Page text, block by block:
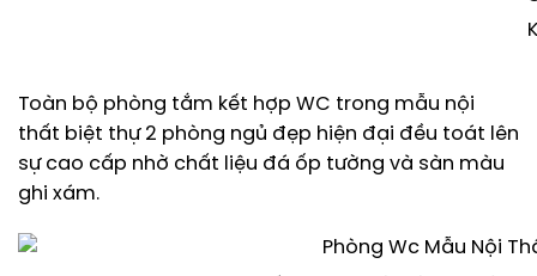
Toàn bộ phòng tắm kết hợp WC trong mẫu nội
thất biệt thự 2 phòng ngủ đẹp hiện đại đều toát lên
sự cao cấp nhờ chất liệu đá ốp tường và sàn màu
ghi xám.